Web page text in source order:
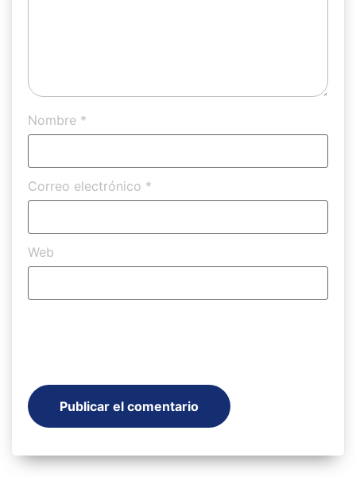
Nombre *
Correo electrónico *
Web